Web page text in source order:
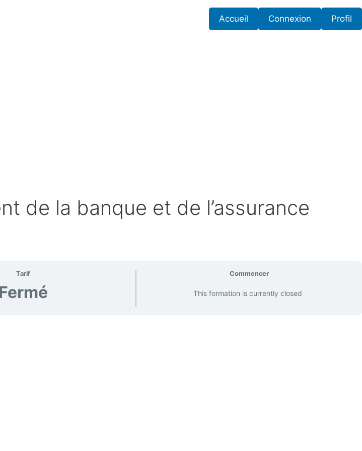
Accueil Connexion Profil
de la banque et de l’assurance
Tarif
Fermé
Commencer
This formation is currently closed